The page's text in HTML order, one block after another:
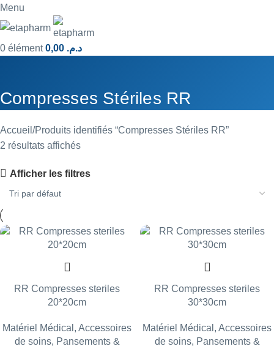
Menu
0 élément د.م.
Compresses Stériles RR
Accueil Produits identifiés “Compresses Stériles RR”
2 résultats affichés
Afficher les filtres
RR Compresses steriles
20*20cm
Matériel Médical , Accessoires
de soins, Pansements &
RR Compresses steriles
30*30cm
Matériel Médical , Accessoires
de soins, Pansements &